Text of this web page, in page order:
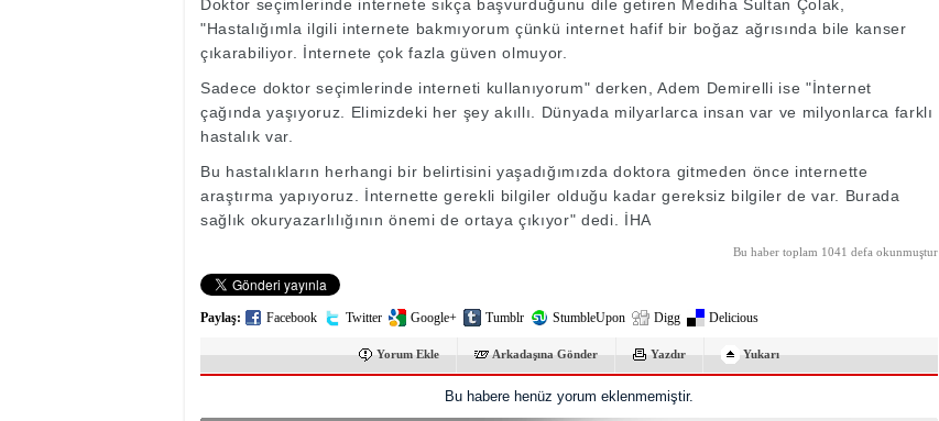
Doktor seçimlerinde internete sıkça başvurduğunu dile getiren Mediha Sultan Çolak,
"Hastalığımla ilgili internete bakmıyorum çünkü internet hafif bir boğaz ağrısında bile kanser
çıkarabiliyor. İnternete çok fazla güven olmuyor.
Sadece doktor seçimlerinde interneti kullanıyorum" derken, Adem Demirelli ise "İnternet
çağında yaşıyoruz. Elimizdeki her şey akıllı. Dünyada milyarlarca insan var ve milyonlarca farklı
hastalık var.
Bu hastalıkların herhangi bir belirtisini yaşadığımızda doktora gitmeden önce internette
araştırma yapıyoruz. İnternette gerekli bilgiler olduğu kadar gereksiz bilgiler de var. Burada
sağlık okuryazarlılığının önemi de ortaya çıkıyor" dedi. İHA
Bu haber toplam 1041 defa okunmuştur
Paylaş: Facebook Twitter Google+ Tumblr StumbleUpon Digg Delicious
Yorum Ekle Arkadaşına Gönder Yazdır Yukarı
Bu habere henüz yorum eklenmemiştir.